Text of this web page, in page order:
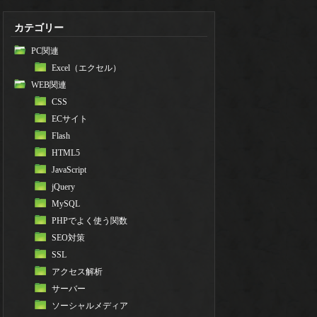
カテゴリー
PC関連
Excel（エクセル）
WEB関連
CSS
ECサイト
Flash
HTML5
JavaScript
jQuery
MySQL
PHPでよく使う関数
SEO対策
SSL
アクセス解析
サーバー
ソーシャルメディア